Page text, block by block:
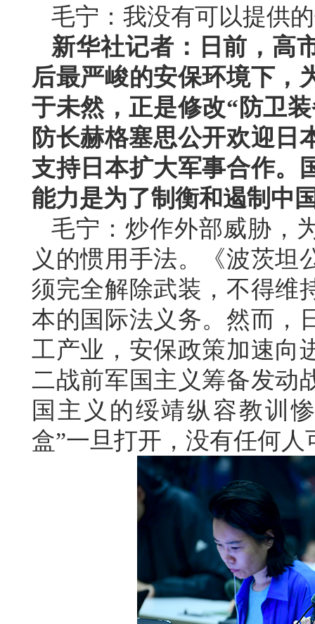
毛宁：我没有可以提供
新华社记者：日前，高
后最严峻的安保环境下，
于未然，正是修改“防卫
防长赫格塞思公开欢迎日
支持日本扩大军事合作。
能力是为了制衡和遏制中
毛宁：炒作外部威胁，
义的惯用手法。《波茨坦
须完全解除武装，不得维
本的国际法义务。然而，
工产业，安保政策加速向
二战前军国主义筹备发动
国主义的绥靖纵容教训
盒”一旦打开，没有任何